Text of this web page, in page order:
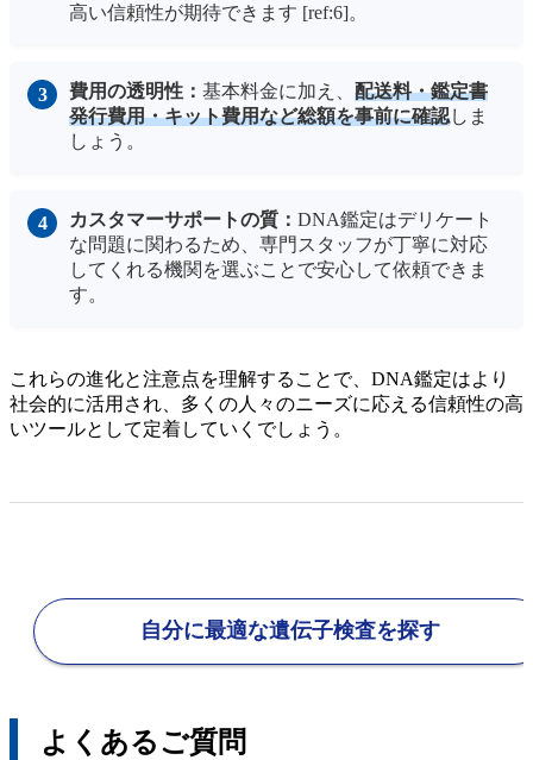
高い信頼性が期待できます [ref:6]。
費用の透明性： 基本料金に加え、 配送料・鑑定書
発行費用・キット費用など総額を事前に確認しま
しょう。
カスタマーサポートの質： DNA鑑定はデリケート
な問題に関わるため、専門スタッフが丁寧に対応
してくれる機関を選ぶことで安心して依頼できま
す。
これらの進化と注意点を理解することで、DNA鑑定はより
社会的に活用され、多くの人々のニーズに応える信頼性の高
いツールとして定着していくでしょう。
自分に最適な遺伝子検査を探す
よくあるご質問